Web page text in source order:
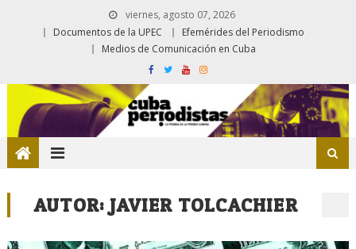
viernes, agosto 07, 2026
Documentos de la UPEC
Efemérides del Periodismo
Medios de Comunicación en Cuba
AUTOR:JAVIER TOLCACHIER